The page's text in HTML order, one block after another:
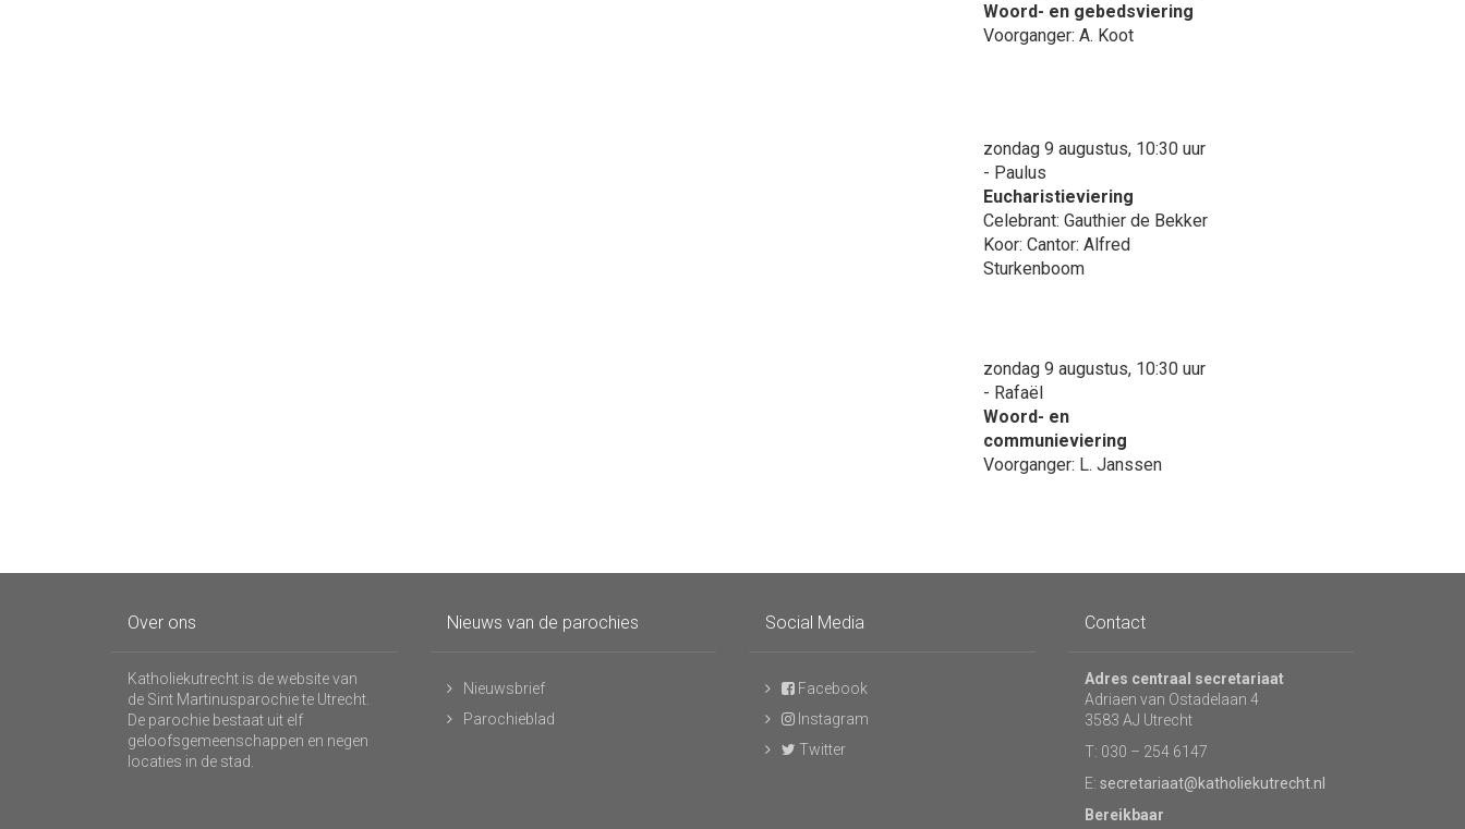
Woord- en gebedsviering
Voorganger: A. Koot
zondag 9 augustus, 10:30 uur
- Paulus
Eucharistieviering
Celebrant: Gauthier de Bekker
Koor: Cantor: Alfred
Sturkenboom
zondag 9 augustus, 10:30 uur
- Rafaël
Woord- en
communieviering
Voorganger: L. Janssen
Over ons
Katholiekutrecht is de website van
de Sint Martinusparochie te Utrecht.
De parochie bestaat uit elf
geloofsgemeenschappen en negen
locaties in de stad.
Nieuws van de parochies
Nieuwsbrief
Parochieblad
Social Media
Facebook
Instagram
Twitter
Contact
Adres centraal secretariaat
Adriaen van Ostadelaan 4
3583 AJ Utrecht
T: 030 – 254 6147
E: secretariaat@katholiekutrecht.nl
Bereikbaar